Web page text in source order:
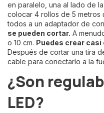
en paralelo, una al lado de
colocar 4 rollos de 5 metros
todos a un adaptador de
se pueden cortar. A
o 10 cm. Puedes crear casi
Después de cortar una tira
cable para conectarlo a la
¿Son
LED?